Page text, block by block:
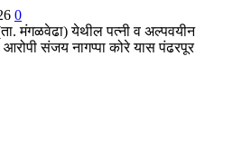
0
मंगळवेढा) येथील पत्नी व अल्पवयीन
संजय नागप्पा कोरे यास पंढरपूर